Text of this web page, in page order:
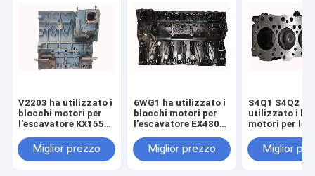
V2203 ha utilizzato i
blocchi motori per
l'escavatore KX155
0101DMiglior prezzo
6WG1 ha utilizzato i
blocchi motori per
l'escavatore EX480
98180452-1 898180-
4521
Miglior prezzo
S4Q1 S4Q2 ha
utilizzato i
motori per le
motore diesel
Miglior